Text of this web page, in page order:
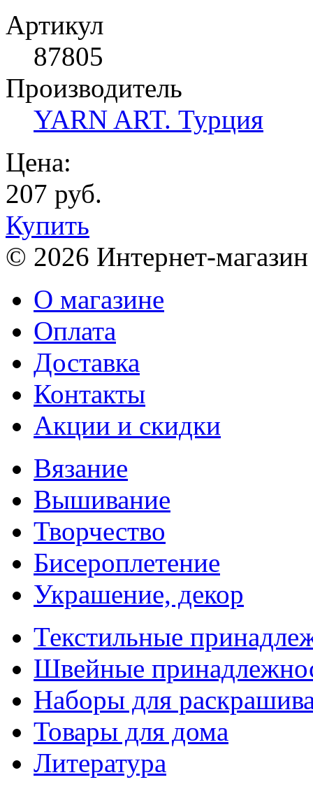
Артикул
87805
Производитель
YARN ART. Турция
Цена:
207 руб.
Купить
© 2026 Интернет-
О магазине
Оплата
Доставка
Контакты
Акции и скидки
Вязание
Вышивание
Творчество
Бисероплетение
Украшение, декор
Текстильные
Швейные
Наборы для
Товары для дома
Литература